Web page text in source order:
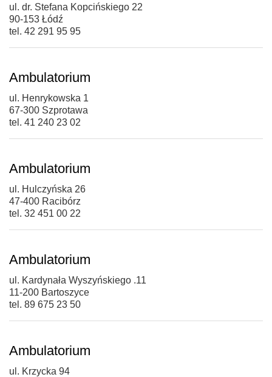
ul. dr. Stefana Kopcińskiego 22
90-153 Łódź
tel. 42 291 95 95
Ambulatorium
ul. Henrykowska 1
67-300 Szprotawa
tel. 41 240 23 02
Ambulatorium
ul. Hulczyńska 26
47-400 Racibórz
tel. 32 451 00 22
Ambulatorium
ul. Kardynała Wyszyńskiego .11
11-200 Bartoszyce
tel. 89 675 23 50
Ambulatorium
ul. Krzycka 94